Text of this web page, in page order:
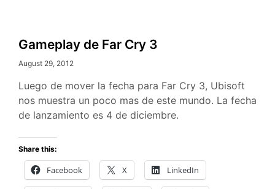
Gameplay de Far Cry 3
August 29, 2012
Luego de mover la fecha para Far Cry 3, Ubisoft
nos muestra un poco mas de este mundo. La fecha
de lanzamiento es 4 de diciembre.
Share this:
Facebook X LinkedIn